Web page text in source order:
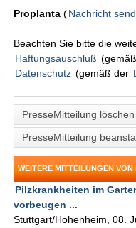
Proplanta (Nachricht
Beachten Sie bitte die
Haftungsauschluß (gemäß
Datenschutz (gemäß der
PresseMitteilung löschen
PresseMitteilung
WEITERE MITTEILUNGEN
Pilzkrankheiten im
vorbeugen ...
Stuttgart/Hohenheim, 08.